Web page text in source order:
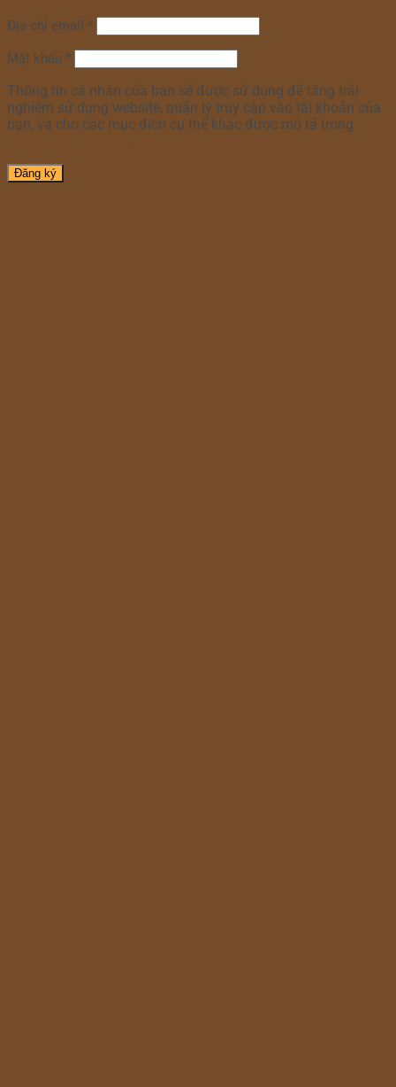
Địa chỉ email *
Mật khẩu *
Thông tin cá nhân của bạn sẽ được sử dụng để tăng trải
nghiệm sử dụng website, quản lý truy cập vào tài khoản của
bạn, và cho các mục đích cụ thể khác được mô tả trong
Đăng ký